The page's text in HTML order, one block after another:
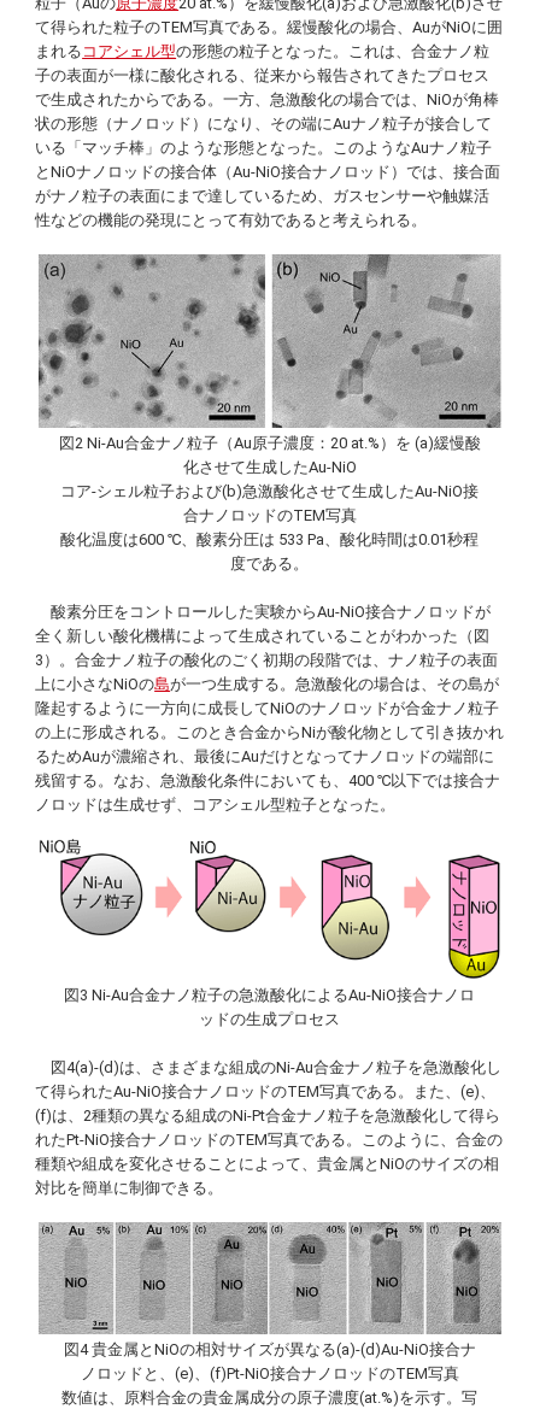
て得られた粒子のTEM写真である。緩慢酸化の場合、AuがNiOに囲
まれる コアシェル型の形態の粒子となった。これは、合金ナノ粒
子の表面が一様に酸化される、従来から報告されてきたプロセス
で生成されたからである。一方、急激酸化の場合では、NiOが角棒
状の形態（ナノロッド）になり、その端にAuナノ粒子が接合して
いる「マッチ棒」のような形態となった。このようなAuナノ粒子
とNiOナノロッドの接合体（Au-NiO接合ナノロッド）では、接合面
がナノ粒子の表面にまで達しているため、ガスセンサーや触媒活
性などの機能の発現にとって有効であると考えられる。
図2 Ni-Au合金ナノ粒子（Au原子濃度：20 at.%）を (a)緩慢酸
化させて生成したAu-NiO
コア-シェル粒子および(b)急激酸化させて生成したAu-NiO接
合ナノロッドのTEM写真
酸化温度は600 ℃、酸素分圧は 533 Pa、酸化時間は0.01秒程
度である。
酸素分圧をコントロールした実験からAu-NiO接合ナノロッドが
全く新しい酸化機構によって生成されていることがわかった（図
3）。合金ナノ粒子の酸化のごく初期の段階では、ナノ粒子の表面
上に小さなNiOの島が一つ生成する。急激酸化の場合は、その島が
隆起するように一方向に成長してNiOのナノロッドが合金ナノ粒子
の上に形成される。このとき合金からNiが酸化物として引き抜かれ
るためAuが濃縮され、最後にAuだけとなってナノロッドの端部に
残留する。なお、急激酸化条件においても、400 ℃以下では接合ナ
ノロッドは生成せず、コアシェル型粒子となった。
図3 Ni-Au合金ナノ粒子の急激酸化によるAu-NiO接合ナノロ
ッドの生成プロセス
図4(a)-(d)は、さまざまな組成のNi-Au合金ナノ粒子を急激酸化し
て得られたAu-NiO接合ナノロッドのTEM写真である。また、(e)、
(f)は、2種類の異なる組成のNi-Pt合金ナノ粒子を急激酸化して得ら
れたPt-NiO接合ナノロッドのTEM写真である。このように、合金の
種類や組成を変化させることによって、貴金属とNiOのサイズの相
対比を簡単に制御できる。
図4 貴金属とNiOの相対サイズが異なる(a)-(d)Au-NiO接合ナ
ノロッドと、(e)、(f)Pt-NiO接合ナノロッドのTEM写真
数値は、原料合金の貴金属成分の原子濃度(at.%)を示す。写